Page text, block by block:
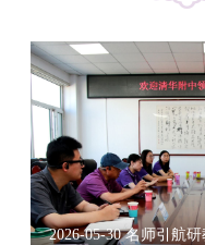
2026-05-30 名师引航